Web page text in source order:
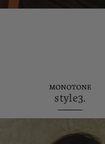
style3.